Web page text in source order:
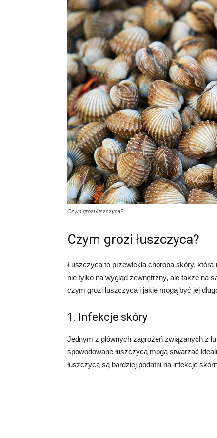
Czym grozi łuszczyca?
Czym grozi łuszczyca?
Łuszczyca to przewlekła choroba skóry,
nie tylko na wygląd zewnętrzny, ale także na
czym grozi łuszczyca i jakie mogą być jej
1. Infekcje skóry
Jednym z głównych zagrożeń związanych z
spowodowane łuszczycą mogą stwarzać
łuszczycą są bardziej podatni na infekcje